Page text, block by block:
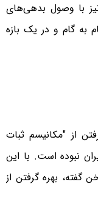
نیز با وصول بدهی‌های
به گام و در یک بازه
از "مکانیسم ثبات
نبوده است. با این
گفته، بهره گرفتن از